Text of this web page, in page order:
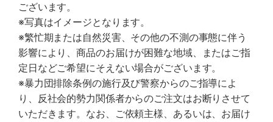
ございます。
※写真はイメージとなります。
※繁忙期または自然災害、その他の不測の事態に伴う
影響により、商品のお届けが困難な地域、またはご指
定日などご希望にそえない場合がございます。
※暴力団排除条例の施行及び警察からのご指導によ
り、反社会的勢力関係者からのご注文はお断りさせて
いただきます。なお、ご依頼主様、あるいは、お届け